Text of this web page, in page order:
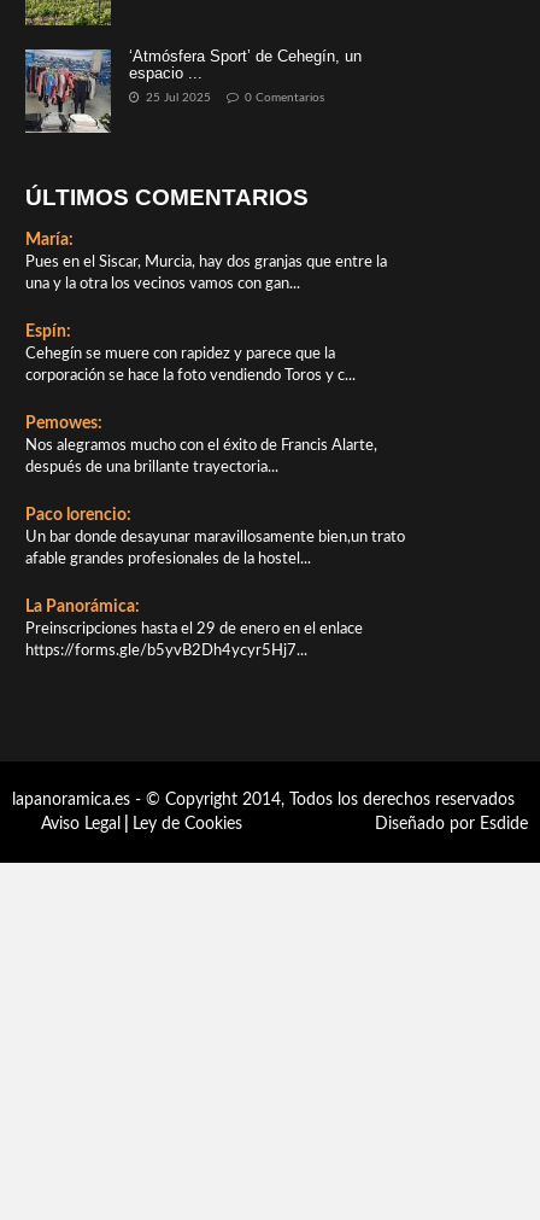
‘Atmósfera Sport’ de Cehegín, un
espacio ...
25 Jul 2025 0 Comentarios
ÚLTIMOS COMENTARIOS
María:
Pues en el Siscar, Murcia, hay dos granjas que entre la
una y la otra los vecinos vamos con gan...
Espín:
Cehegín se muere con rapidez y parece que la
corporación se hace la foto vendiendo Toros y c...
Pemowes:
Nos alegramos mucho con el éxito de Francis Alarte,
después de una brillante trayectoria...
Paco lorencio:
Un bar donde desayunar maravillosamente bien,un trato
afable grandes profesionales de la hostel...
La Panorámica:
Preinscripciones hasta el 29 de enero en el enlace
https://forms.gle/b5yvB2Dh4ycyr5Hj7...
lapanoramica.es - © Copyright 2014, Todos los derechos reservados
Aviso Legal
Ley de Cookies Diseñado por Esdide